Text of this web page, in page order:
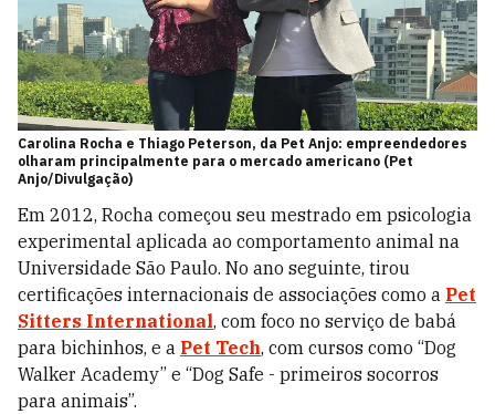
Carolina Rocha e Thiago Peterson, da Pet Anjo: empreendedores
olharam principalmente para o mercado americano (Pet
Anjo/Divulgação)
Em 2012, Rocha começou seu mestrado em psicologia
experimental aplicada ao comportamento animal na
Universidade São Paulo. No ano seguinte, tirou
certificações internacionais de associações como a Pet
Sitters International, com foco no serviço de babá
para bichinhos, e a Pet Tech, com cursos como “Dog
Walker Academy” e “Dog Safe - primeiros socorros
para animais”.